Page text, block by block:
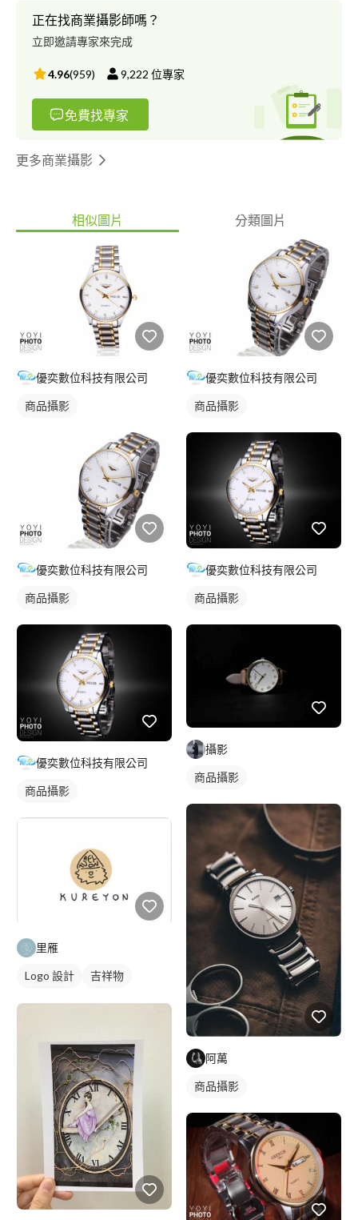
正在找商業攝影師嗎？
立即邀請專家來完成
4.96(959) 9,222 位專家
免費找專家
更多商業攝影
相似圖片 分類圖片
優奕數位科技有限公司
商品攝影
優奕數位科技有限公司
商品攝影
優奕數位科技有限公司
商品攝影
里雁
Logo 設計
吉祥物
優奕數位科技有限公司
商品攝影
優奕數位科技有限公司
商品攝影
攝影
商品攝影
阿萬
商品攝影